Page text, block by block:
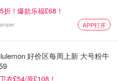
折！爆款乐福£68！
APP打开
好价区每周上新 大号粉牛
衣£54/原£108！